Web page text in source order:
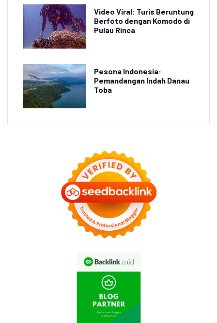
Video Viral: Turis Beruntung
Berfoto dengan Komodo di
Pulau Rinca
Pesona Indonesia:
Pemandangan Indah Danau
Toba